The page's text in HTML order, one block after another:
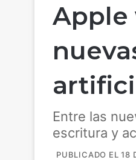
Apple
Entre las
escritura y
PUBLICADO EL 18